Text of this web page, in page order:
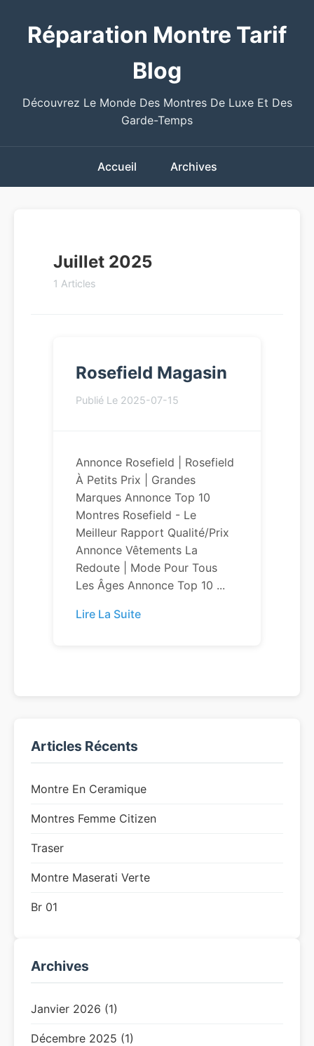
Réparation Montre Tarif
Blog
Découvrez Le Monde Des Montres De Luxe Et Des
Garde-Temps
Accueil Archives
Juillet 2025
1 Articles
Rosefield Magasin
Publié Le 2025-07-15
Annonce Rosefield | Rosefield
À Petits Prix | Grandes
Marques Annonce Top 10
Montres Rosefield - Le
Meilleur Rapport Qualité/Prix
Annonce Vêtements La
Redoute | Mode Pour Tous
Les Âges Annonce Top 10 ...
Lire La Suite
Articles Récents
Montre En Ceramique
Montres Femme Citizen
Traser
Montre Maserati Verte
Br 01
Archives
Janvier 2026 (1)
Décembre 2025 (1)